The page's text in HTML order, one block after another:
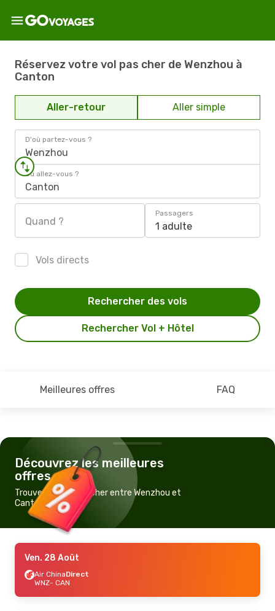
Réservez votre vol pas cher de Wenzhou à
Canton
Aller-retour Aller simple
D'où partez-vous ?
Wenzhou
Où allez-vous ?
Canton
Quand ?
Passagers
1 adulte
Vols directs
Rechercher Vol + Hôtel
Rechercher des vols
Meilleures offres FAQ
Découvrez les meilleures
offres
Trouvez un vol pas cher entre Wenzhou et
Canton
Ven. 28 Août
Air ChinaDirect
WNZ- CAN